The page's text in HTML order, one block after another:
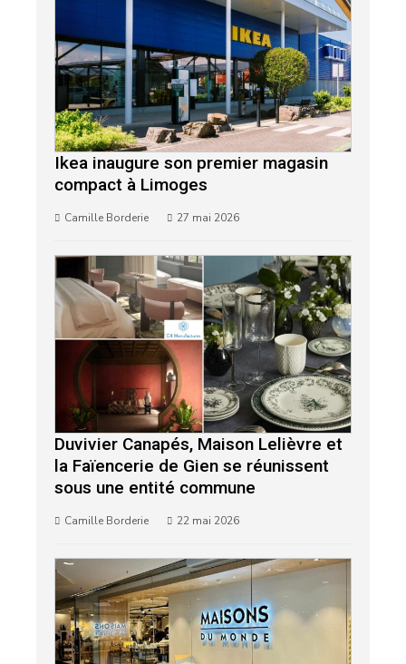
Ikea inaugure son premier magasin
compact à Limoges
Camille Borderie 27 mai 2026
Duvivier Canapés, Maison Lelièvre et
la Faïencerie de Gien se réunissent
sous une entité commune
Camille Borderie 22 mai 2026